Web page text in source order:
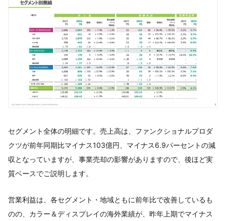
セグメント全体の明細です。売上高は、ファンクショナルプロダ
クツが前年同期比マイナス103億円、マイナス6.9パーセントの減
収となっていますが、事業売却の影響がありますので、後ほど実
質ベースでご説明します。
営業利益は、各セグメント・地域ともに前年比で改善しているも
のの、カラー＆ディスプレイの海外業績が、昨年上期でマイナス